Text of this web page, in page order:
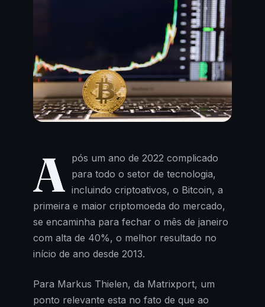
A pós um ano de 2022 complicado
para todo o setor de tecnologia,
incluindo criptoativos, o Bitcoin, a
primeira e maior criptomoeda do mercado,
se encaminha para fechar o mês de janeiro
com alta de 40%, o melhor resultado no
início de ano desde 2013.
Para Markus Thielen, da Matrixport, um
ponto relevante esta no fato de que ao